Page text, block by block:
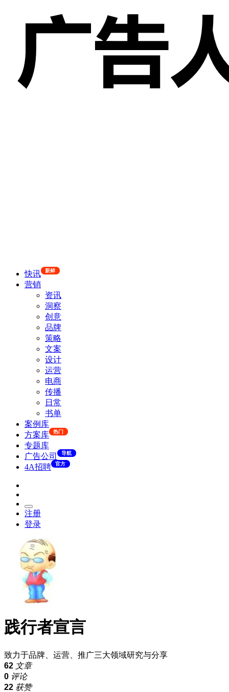
快讯 新鲜
营销
资讯
洞察
创意
品牌
策略
文案
设计
运营
电商
传播
日常
书单
案例库
方案库
热门
专题库
广告公司
导航
4A招聘 官方
注册
登录
践行者宣言
致力于品牌、运营、推广三大领域研究与分享
62 文章
0 评论
22 获赞